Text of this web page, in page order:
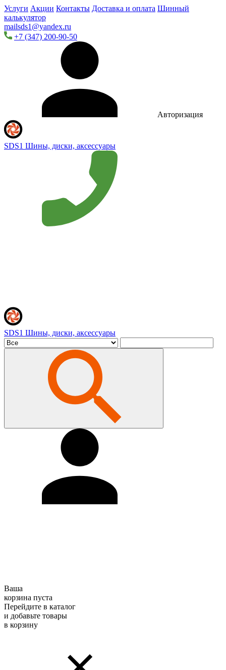
Услуги Акции Контакты Доставка и оплата Шинный
калькулятор
mailsds1@yandex.ru
+7 (347) 200-90-50
Авторизация
SDS1 Шины, диски, аксессуары
SDS1 Шины, диски, аксессуары
Ваша
корзина пуста
Перейдите в каталог
и добавьте товары
в корзину